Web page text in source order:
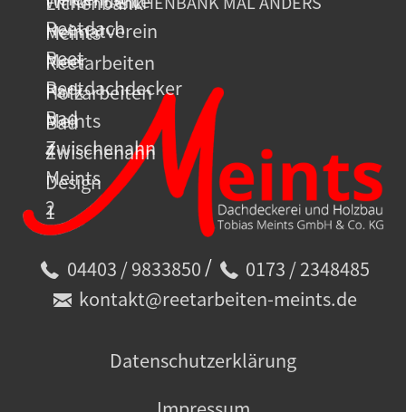
04403 / 9833850 /
0173 / 2348485
kontakt@reetarbeiten-meints.de
Datenschutzerklärung